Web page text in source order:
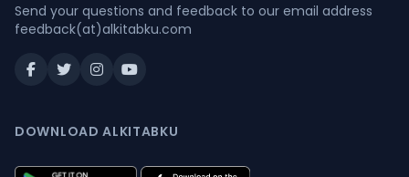
Send your questions and feedback to our email address
feedback(at)alkitabku.com
DOWNLOAD ALKITABKU